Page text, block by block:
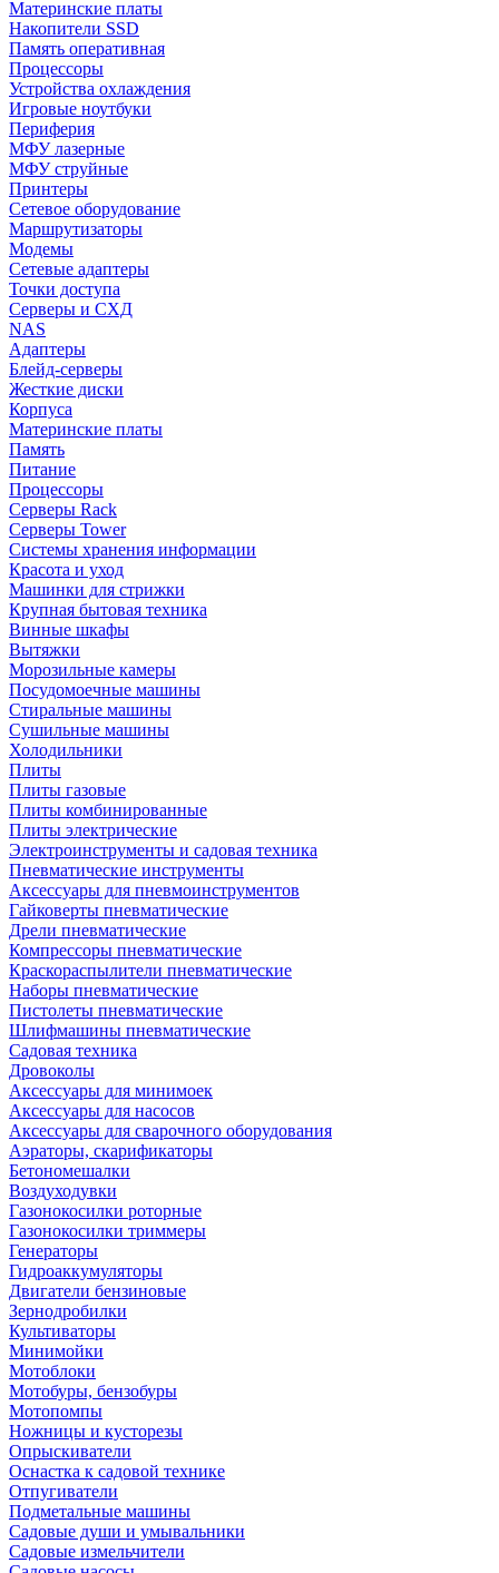
Материнские платы
Накопители SSD
Память оперативная
Процессоры
Устройства охлаждения
Игровые ноутбуки
Периферия
МФУ лазерные
МФУ струйные
Принтеры
Сетевое оборудование
Маршрутизаторы
Модемы
Сетевые адаптеры
Точки доступа
Серверы и СХД
NAS
Адаптеры
Блейд-серверы
Жесткие диски
Корпуса
Материнские платы
Память
Питание
Процессоры
Серверы Rack
Серверы Tower
Системы хранения информации
Красота и уход
Машинки для стрижки
Крупная бытовая техника
Винные шкафы
Вытяжки
Морозильные камеры
Посудомоечные машины
Стиральные машины
Сушильные машины
Холодильники
Плиты
Плиты газовые
Плиты комбинированные
Плиты электрические
Электроинструменты и садовая техника
Пневматические инструменты
Аксессуары для пневмоинструментов
Гайковерты пневматические
Дрели пневматические
Компрессоры пневматические
Краскораспылители пневматические
Наборы пневматические
Пистолеты пневматические
Шлифмашины пневматические
Садовая техника
Дровоколы
Аксессуары для минимоек
Аксессуары для насосов
Аксессуары для сварочного оборудования
Аэраторы, скарификаторы
Бетономешалки
Воздуходувки
Газонокосилки роторные
Газонокосилки триммеры
Генераторы
Гидроаккумуляторы
Двигатели бензиновые
Зернодробилки
Культиваторы
Минимойки
Мотоблоки
Мотобуры, бензобуры
Мотопомпы
Ножницы и кусторезы
Опрыскиватели
Оснастка к садовой технике
Отпугиватели
Подметальные машины
Садовые души и умывальники
Садовые измельчители